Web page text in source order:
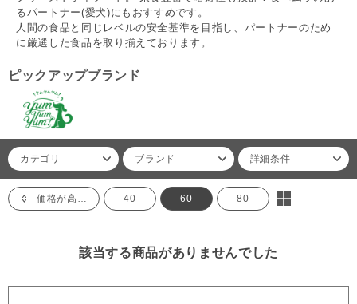
るパートナー(愛犬)にもおすすめです。
人間の食品と同じレベルの安全基準を目指し、パートナーのため
に厳選した食品を取り揃えております。
ピックアップブランド
カテゴリ ブランド 詳細条件
価格が高い順 40 60 80
該当する商品がありませんでした